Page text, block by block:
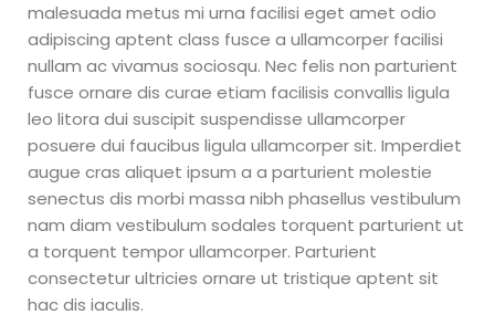
malesuada metus mi urna facilisi eget amet odio
adipiscing aptent class fusce a ullamcorper facilisi
nullam ac vivamus sociosqu. Nec felis non parturient
fusce ornare dis curae etiam facilisis convallis ligula
leo litora dui suscipit suspendisse ullamcorper
posuere dui faucibus ligula ullamcorper sit. Imperdiet
augue cras aliquet ipsum a a parturient molestie
senectus dis morbi massa nibh phasellus vestibulum
nam diam vestibulum sodales torquent parturient ut
a torquent tempor ullamcorper. Parturient
consectetur ultricies ornare ut tristique aptent sit
hac dis iaculis.